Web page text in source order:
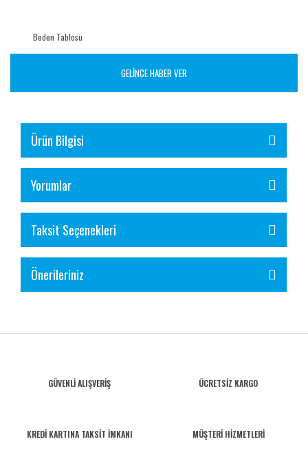
Beden Tablosu
GELİNCE HABER VER
Ürün Bilgisi
Yorumlar
Taksit Seçenekleri
Önerileriniz
GÜVENLİ ALIŞVERİŞ ÜCRETSİZ KARGO
KREDİ KARTINA TAKSİT İMKANI MÜŞTERİ HİZMETLERİ